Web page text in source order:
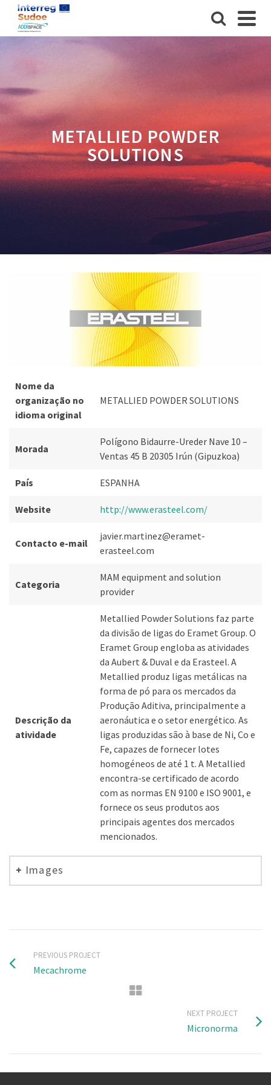
METALLIED POWDER
SOLUTIONS
Nome da
organização no
idioma original
METALLIED POWDER SOLUTIONS
Morada
Polígono Bidaurre-Ureder Nave 10 –
Ventas 45 B 20305 Irún (Gipuzkoa)
País ESPANHA
Website http://www.erasteel.com/
Contacto e-mail
javier.martinez@eramet-
erasteel.com
Categoria
MAM equipment and solution
provider
Descrição da
atividade
Metallied Powder Solutions faz parte
da divisão de ligas do Eramet Group. O
Eramet Group engloba as atividades
da Aubert & Duval e da Erasteel. A
Metallied produz ligas metálicas na
forma de pó para os mercados da
Produção Aditiva, principalmente a
aeronáutica e o setor energético. As
ligas produzidas são à base de Ni, Co e
Fe, capazes de fornecer lotes
homogéneos de até 1 t. A Metallied
encontra-se certificado de acordo
com as normas EN 9100 e ISO 9001, e
fornece os seus produtos aos
principais agentes dos mercados
mencionados.
Images
PREVIOUS PROJECT
Mecachrome
NEXT PROJECT
Micronorma